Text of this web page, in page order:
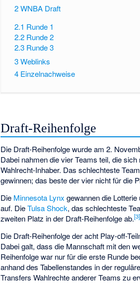
2WNBA Draft
2.1 Runde 1
2.2 Runde 2
2.3 Runde 3
3Weblinks
4 Einzelnachweise
Draft-Reihenfolge
Die Draft-Reihenfolge wurde am 2.
Dabei nahmen die vier Teams teil, die sich
Wahlrecht-Inhaber. Das schlechteste
gewinnen; das beste der vier nicht für die
Die Minnesota Lynx gewannen die
auf. DieTulsa Shock, das schlechteste
zweiten Platz in der Draft-Reihenfolge ab.[3]
Die Draft-Reihenfolge der acht Play-off-
Dabei galt, dass die Mannschaft mit den
Reihenfolge war nur für die erste Runde
anhand des Tabellenstandes in der
Transfers Wahlrechte anderer Teams zu